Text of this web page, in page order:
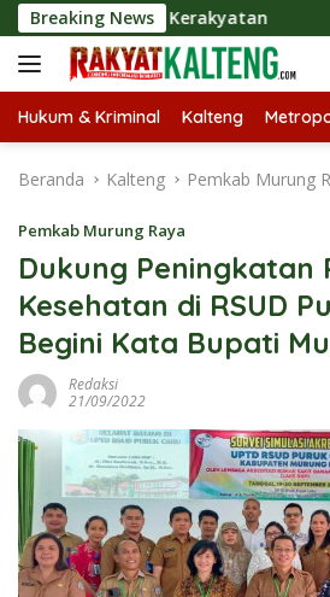
Langsung
ke
konten
Breaking News
Kerakyatan Dina
Hukum & Kriminal Kalteng
Beranda Kalteng Pemkab Murung
Pemkab Murung Raya
Dukung Peningkatan
Kesehatan di RSUD
Begini Kata Bupati
Redaksi
21/09/2022